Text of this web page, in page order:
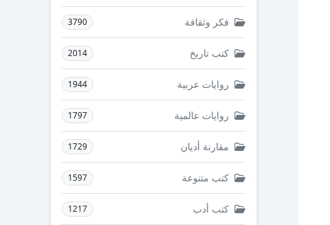
فكر وثقافة 3790
كتب تاريخ 2014
روايات عربية 1944
روايات عالمية 1797
مقارنة أديان 1729
كتب متنوعة 1597
كتب أدب 1217